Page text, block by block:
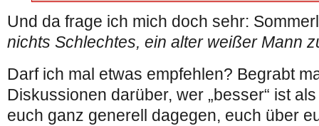
Und da frage ich mich doch sehr:
nichts Schlechtes, ein alter weißer Mann
Darf ich mal etwas empfehlen? Begrabt
Diskussionen darüber, wer „besser“ ist
euch ganz generell dagegen, euch über